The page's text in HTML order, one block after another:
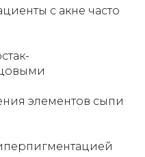
с акне часто
элементов сыпи